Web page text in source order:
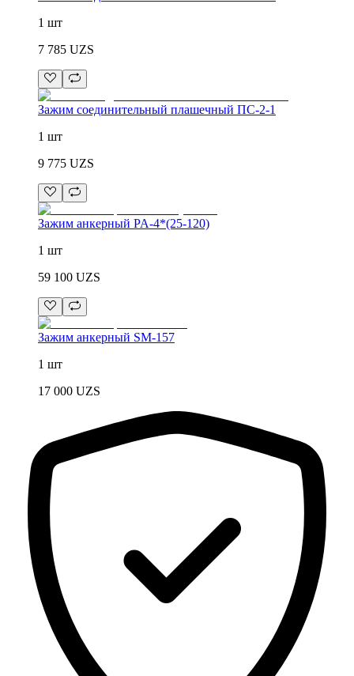
1 шт
7 785 UZS
Зажим соединительный плашечный ПС-2-1
1 шт
9 775 UZS
Зажим анкерный PA-4*(25-120)
1 шт
59 100 UZS
Зажим анкерный SM-157
1 шт
17 000 UZS